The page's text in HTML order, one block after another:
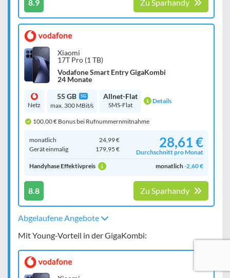
8.9 Zu Sparhandy
Xiaomi
17T Pro (1 TB)
Vodafone Smart Entry GigaKombi
24 Monate
Netz
55 GB 5G
max. 300 MBit/s
Allnet-Flat
SMS-Flat Details
100,00 € Bonus bei Rufnummernmitnahme
monatlich
24,99 €
Gerät einmalig
179,95 € 28,61 €
Durchschnitt pro Monat
Handyhase Effektivpreis
monatlich-2,60 €
8.8 Zu Sparhandy
Abgelaufene Angebote
Mit Young-Vorteil in der GigaKombi: